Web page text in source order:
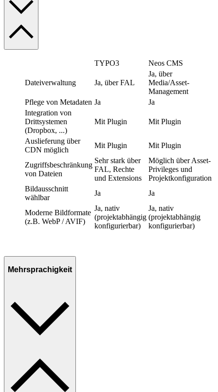
TYPO3 Neos CMS
Dateiverwaltung Ja, über FAL
Ja, über
Media/Asset-
Management
Pflege von Metadaten Ja
Ja
Integration von
Drittsystemen
(Dropbox, ...)
Mit Plugin Mit Plugin
Auslieferung über
CDN möglich
Mit Plugin Mit Plugin
Zugriffsbeschränkung
von Dateien
Sehr stark über
FAL, Rechte
und Extensions
Möglich über Asset-
Privileges und
Projektkonfiguration
Bildausschnitt
wählbar
Ja Ja
Moderne Bildformate
(z.B. WebP / AVIF)
Ja, nativ
(projektabhängig
konfigurierbar)
Ja, nativ
(projektabhängig
konfigurierbar)
Mehrsprachigkeit